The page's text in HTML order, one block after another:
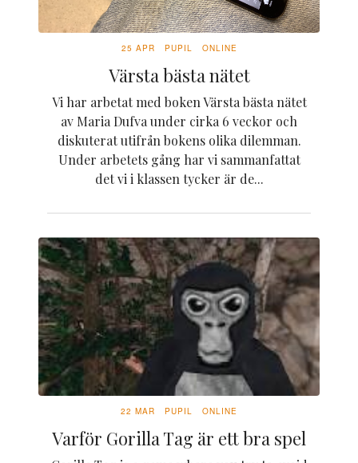
25 APR PUPIL ONLINE
Värsta bästa nätet
Vi har arbetat med boken Värsta bästa nätet
av Maria Dufva under cirka 6 veckor och
diskuterat utifrån bokens olika dilemman.
Under arbetets gång har vi sammanfattat
det vi i klassen tycker är de...
22 MAR PUPIL ONLINE
Varför Gorilla Tag är ett bra spel